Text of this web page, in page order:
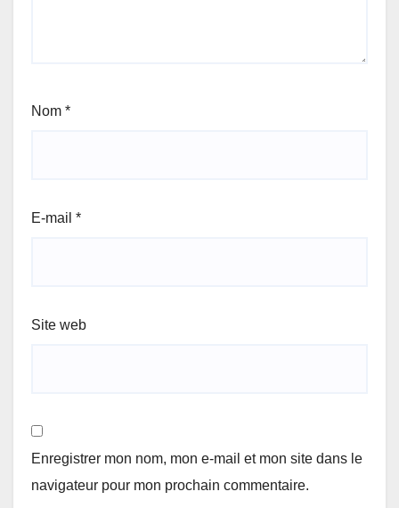
Nom *
E-mail *
Site web
Enregistrer mon nom, mon e-mail et mon site dans le
navigateur pour mon prochain commentaire.